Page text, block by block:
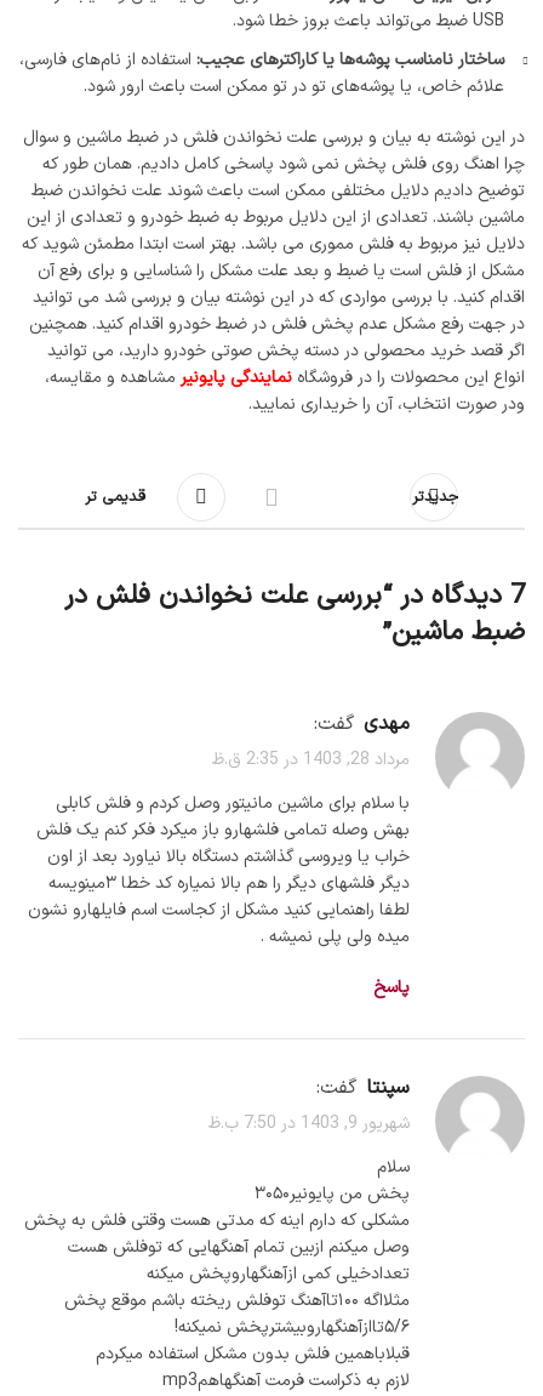
USB ضبط می‌تواند باعث بروز خطا شود.
ساختار نامناسب پوشه‌ها یا کاراکترهای عجیب: استفاده از نام‌های فارسی،
علائم خاص، یا پوشه‌های تو در تو ممکن است باعث ارور شود.
در این نوشته به بیان و بررسی علت نخواندن فلش در ضبط ماشین و سوال
چرا اهنگ روی فلش پخش نمی شود پاسخی کامل دادیم. همان طور که
توضیح دادیم دلایل مختلفی ممکن است باعث شوند علت نخواندن ضبط
ماشین باشند. تعدادی از این دلایل مربوط به ضبط خودرو و تعدادی از این
دلایل نیز مربوط به فلش مموری می باشد. بهتر است ابتدا مطمئن شوید که
مشکل از فلش است یا ضبط و بعد علت مشکل را شناسایی و برای رفع آن
اقدام کنید. با بررسی مواردی که در این نوشته بیان و بررسی شد می توانید
در جهت رفع مشکل عدم پخش فلش در ضبط خودرو اقدام کنید. همچنین
اگر قصد خرید محصولی در دسته پخش صوتی خودرو دارید، می توانید
انواع این محصولات را در فروشگاه نمایندگی پایونیر مشاهده و مقایسه،
ودر صورت انتخاب، آن را خریداری نمایید.
جدیدتر قدیمی تر
7 دیدگاه در “
بررسی علت نخواندن فلش در
ضبط ماشین”
مهدی گفت:
مرداد 28, 1403 در 2:35 ق.ظ
با سلام برای ماشین مانیتور وصل کردم و فلش کابلی
بهش وصله تمامی فلشهارو‌ باز میکرد‌ فکر کنم یک فلش
خراب یا ویروسی گذاشتم‌ دستگاه بالا نیاورد بعد از اون‌
دیگر‌ فلشهای‌ دیگر را هم بالا نمیاره کد خطا ۳مینویسه‌
لطفا راهنمایی کنید مشکل از کجاست اسم فایلهارو‌ نشون
میده ولی ‌پلی‌ نمیشه .
پاسخ
سپنتا گفت:
شهریور 9, 1403 در 7:50 ب.ظ
سلام
پخش من پایونیر۳۰۵۰
مشکلی که دارم اینه که مدتی هست وقتی فلش به پخش
وصل میکنم ازبین تمام آهنگهایی که توفلش هست
تعدادخیلی کمی ازآهنگهاروپخش میکنه
مثلااگه ۱۰۰تاآهنگ توفلش ریخته باشم موقع پخش
۵/۶تاازآهنگهاروبیشترپخش نمیکنه!
قبلاباهمین فلش بدون مشکل استفاده میکردم
لازم به ذکراست فرمت آهنگهاهمmp3